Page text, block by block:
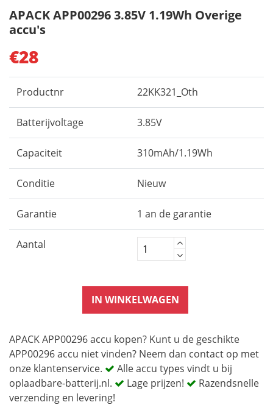
APACK APP00296 3.85V 1.19Wh Overige
accu's
€28
Productnr 22KK321_Oth
Batterijvoltage 3.85V
Capaciteit 310mAh/1.19Wh
Conditie Nieuw
Garantie 1 an de garantie
Aantal
IN WINKELWAGEN
APACK APP00296 accu kopen? Kunt u de geschikte
APP00296 accu niet vinden? Neem dan contact op met
onze klantenservice.
Alle accu types vindt u bij
oplaadbare-batterij.nl.
Lage prijzen!
Razendsnelle
verzending en levering!